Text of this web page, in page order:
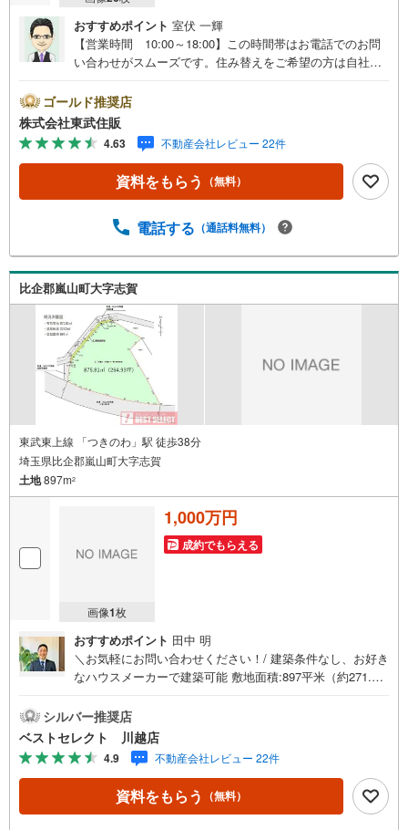
おすすめポイント 室伏 一輝
【営業時間 10:00～18:00】この時間帯はお電話でのお問
い合わせがスムーズです。住み替えをご希望の方は自社買
ください。●東松山駅徒歩9分●建築条件なし●都市計画法第
34条12号区域●住環境良好◇当社の強みは（1）リフォーム
（当社でも再販事業を行っている為、お客様に最適なプラ
ンをご提供できます。）（2）注文住宅のご紹介（提携ハウ
スメーカー7社を保有しておりますので、ご予算・ご希望に
合ったプランをご紹介できます。）◇ふじみ野市、川越
域の売買情報など、住まいに関する不動産情報を豊富に取
動産情報をお探しなら、東武住販までお気軽にお問合せく
ださい。◇インターネット予約で当日現地見学が可能です
（1）［室内・現地を見学する］をクリック（2）本日～4日
以内をご希望の方は「ご要望・ご質問欄」に希望日時をご
記入ください！
ゴールド推奨店
株式会社東武住販
4.63 不動産会社レビュー 22件
資料をもらう （無料）
電話する （通話料無料）
比企郡嵐山町大字志賀
東武東上線 「つきのわ」駅 徒歩38分
埼玉県比企郡嵐山町大字志賀
土地897m2
画像1枚
1,000万円
成約でもらえる
おすすめポイント 田中 明
＼お気軽にお問い合わせください！/ 建築条件なし、お好き
なハウスメーカーで建築可能 敷地面積:897平米（約271.34
開放的な立地○お庭でバーベキュー、ドッグラン、家庭菜
園、ガーデニングなど！○嵐山小川インターチェンジまで2.
5km、近隣ゴルフ場多数○お買い物はヤオコー嵐山バイパス
店、業務スーパー嵐山店○建築プランについてもお気軽にお
問合せ下さい○住宅ローンや資金計画等ご相談承ります【営
業時間 9:30-18:00】定休日:基本毎週火曜日上記時間はお電
シルバー推奨店
ベストセレクト 川越店
4.9 不動産会社レビュー 22件
資料をもらう （無料）